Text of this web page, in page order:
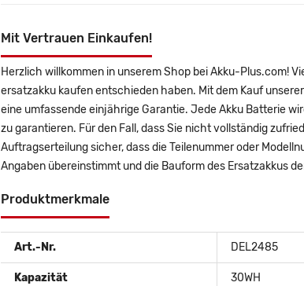
Mit Vertrauen Einkaufen!
Herzlich willkommen in unserem Shop bei Akku-Plus.com!
ersatzakku kaufen entschieden haben. Mit dem Kauf
eine umfassende einjährige Garantie. Jede Akku Batterie
zu garantieren. Für den Fall, dass Sie nicht vollständig
Auftragserteilung sicher, dass die Teilenummer oder
Angaben übereinstimmt und die Bauform des Ersatzakkus
Produktmerkmale
Art.-Nr. DEL2485
Kapazität 30WH